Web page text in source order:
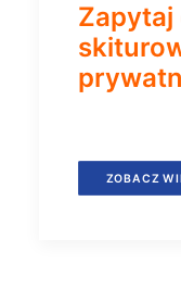
Zapytaj
ZOBACZ